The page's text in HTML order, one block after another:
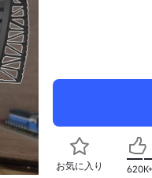
お気に入り 620K+